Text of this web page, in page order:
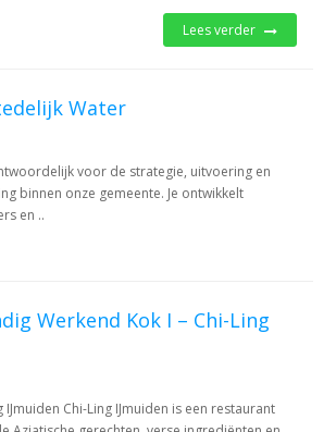
Lees verder
Water
voor de strategie, uitvoering en
binnen onze gemeente. Je ontwikkelt
en ..
Werkend Kok I – Chi-Ling
Chi-Ling IJmuiden is een restaurant